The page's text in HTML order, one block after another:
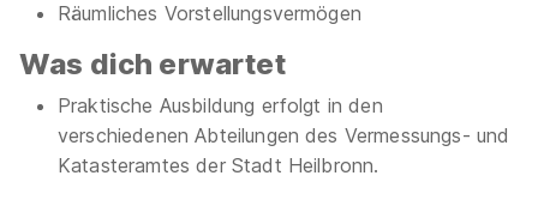
Räumliches Vorstellungsvermögen
Was dich erwartet
Praktische Ausbildung erfolgt in den
verschiedenen Abteilungen des Vermessungs- und
Katasteramtes der Stadt Heilbronn.